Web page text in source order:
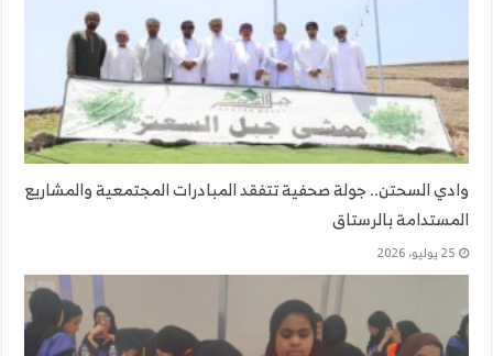
وادي السحتن.. جولة صحفية تتفقد المبادرات المجتمعية والمشاريع
المستدامة بالرستاق
25 يوليو، 2026